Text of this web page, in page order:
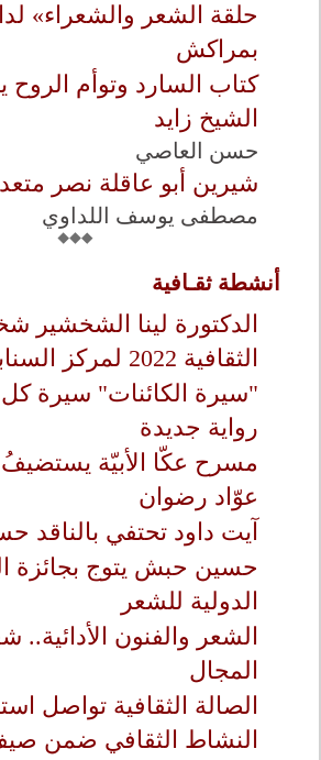
حلقة الشعر والشعراء»
بمراكش
كتاب السارد وتوأم
الشيخ زايد
حسن العاصي
شيرين أبو عاقلة نصر
مصطفى يوسف اللداوي
أنشطة ثقـافية
الدكتورة لينا الشخشير
الثقافية 2022 لمركز السنابل
"سيرة الكائنات" سيرة
رواية جديدة
مسرح عكّا الأبيّة يستضيفُ
عوّاد رضوان
آيت داود تحتفي بالناقد
حسين حبش يتوج بجائزة
الدولية للشعر
الشعر والفنون الأدائية..
المجال
الصالة الثقافية تواصل
النشاط الثقافي ضمن صيف